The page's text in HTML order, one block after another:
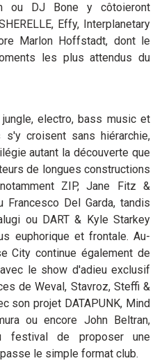
ou DJ Bone y côtoieront
Effy, Interplanetary
Marlon Hoffstadt, dont le
les plus attendus du
jungle, electro, bass music et
croisent sans hiérarchie,
autant la découverte que
de longues constructions
ZIP, Jane Fitz &
Francesco Del Garda, tandis
ou DART & Kyle Starkey
euphorique et frontale. Au-
City continue également de
le show d'adieu exclusif
de Weval, Stavroz, Steffi &
son projet DATAPUNK, Mind
ou encore John Beltran,
festival de proposer une
le simple format club.